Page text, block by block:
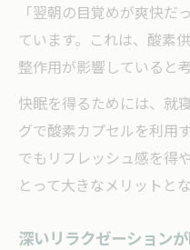
「翌朝の目覚めが爽快
ています。これは、酸素
整作用が影響していると
快眠を得るためには、就
グで酸素カプセルを利用
でもリフレッシュ感を得
とって大きなメリットと
深いリラクゼーション